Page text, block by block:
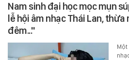
Nam sinh đại học mọc mụn
lễ hội âm nhạc Thái Lan, thừa
đêm..."